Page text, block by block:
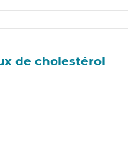
de cholestérol